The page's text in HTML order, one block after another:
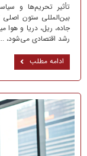
تأثیر تحریم‌ها و
بین‌المللی ستون اصلی
جاده، ریل، دریا و هوا
رشد اقتصادی می‌شود، ...
ادامه مطلب